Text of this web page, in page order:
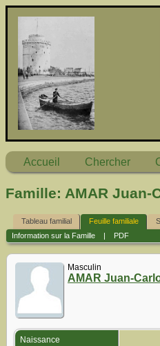
Accueil Chercher
Famille: AMAR Juan-
Tableau familial Feuille familiale
Information sur la Famille| PDF
Masculin
AMAR Juan-
Naissance